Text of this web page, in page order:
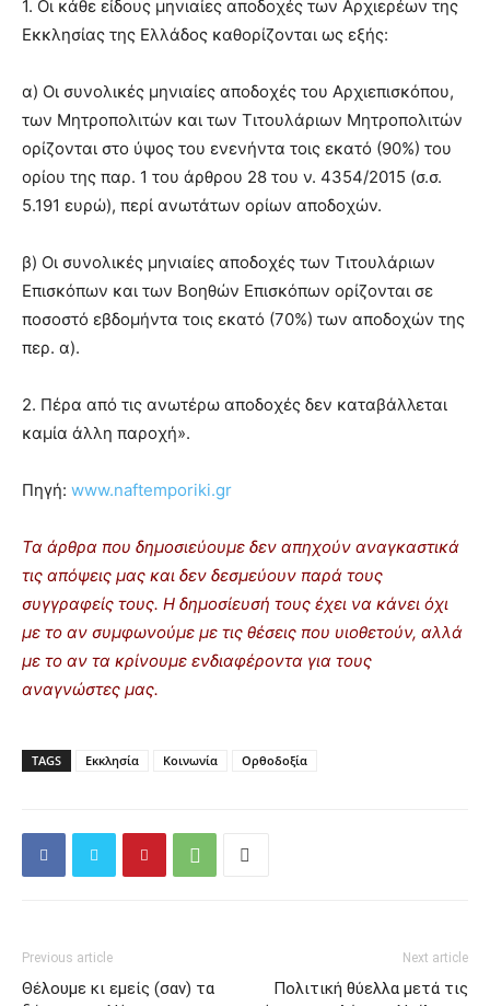
1. Οι κάθε είδους μηνιαίες αποδοχές των Αρχιερέων της
Εκκλησίας της Ελλάδος καθορίζονται ως εξής:
α) Οι συνολικές μηνιαίες αποδοχές του Αρχιεπισκόπου,
των Μητροπολιτών και των Τιτουλάριων Μητροπολιτών
ορίζονται στο ύψος του ενενήντα τοις εκατό (90%) του
ορίου της παρ. 1 του άρθρου 28 του ν. 4354/2015 (σ.σ.
5.191 ευρώ), περί ανωτάτων ορίων αποδοχών.
β) Οι συνολικές μηνιαίες αποδοχές των Τιτουλάριων
Επισκόπων και των Βοηθών Επισκόπων ορίζονται σε
ποσοστό εβδομήντα τοις εκατό (70%) των αποδοχών της
περ. α).
2. Πέρα από τις ανωτέρω αποδοχές δεν καταβάλλεται
καμία άλλη παροχή».
Πηγή: www.naftemporiki.gr
Τα άρθρα που δημοσιεύουμε δεν απηχούν αναγκαστικά
τις απόψεις μας και δεν δεσμεύουν παρά τους
συγγραφείς τους. Η δημοσίευσή τους έχει να κάνει όχι
με το αν συμφωνούμε με τις θέσεις που υιοθετούν, αλλά
με το αν τα κρίνουμε ενδιαφέροντα για τους
αναγνώστες μας.
TAGS Εκκλησία Κοινωνία Ορθοδοξία
Previous article
Θέλουμε κι εμείς (σαν) τα
Next article
Πολιτική θύελλα μετά τις